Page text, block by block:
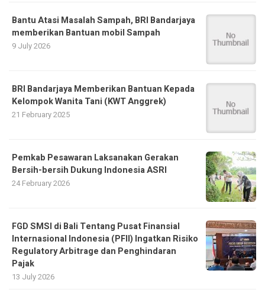
Bantu Atasi Masalah Sampah, BRI Bandarjaya
memberikan Bantuan mobil Sampah
9 July 2026
BRI Bandarjaya Memberikan Bantuan Kepada
Kelompok Wanita Tani (KWT Anggrek)
21 February 2025
Pemkab Pesawaran Laksanakan Gerakan
Bersih-bersih Dukung Indonesia ASRI
24 February 2026
FGD SMSI di Bali Tentang Pusat Finansial
Internasional Indonesia (PFII) Ingatkan Risiko
Regulatory Arbitrage dan Penghindaran
Pajak
13 July 2026